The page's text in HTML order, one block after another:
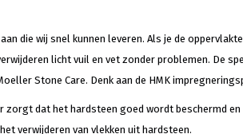
die wij snel kunnen leveren. Als je de
licht vuil en vet zonder problemen. De
Stone Care. Denk aan de HMK
zorgt dat het hardsteen goed wordt beschermd
verwijderen van vlekken uit hardsteen.